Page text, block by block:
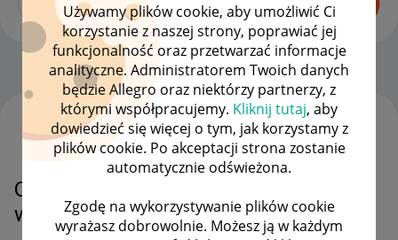
Używamy plików cookie, aby umożliwić Ci
korzystanie z naszej strony, poprawiać jej
funkcjonalność oraz przetwarzać informacje
analityczne. Administratorem Twoich danych
będzie Allegro oraz niektórzy partnerzy, z
którymi współpracujemy. Kliknij tutaj, aby
dowiedzieć się więcej o tym, jak korzystamy z
plików cookie. Po akceptacji strona zostanie
automatycznie odświeżona.
Zgodę na wykorzystywanie plików cookie
wyrażasz dobrowolnie. Możesz ją w każdym
Zaawansowani sprzedawcy OPCJE
Odesłanie sprzętu na reklamację
w 13/14 dniu od jej zgłoszenia.
WSZYSTKIE TEMATY